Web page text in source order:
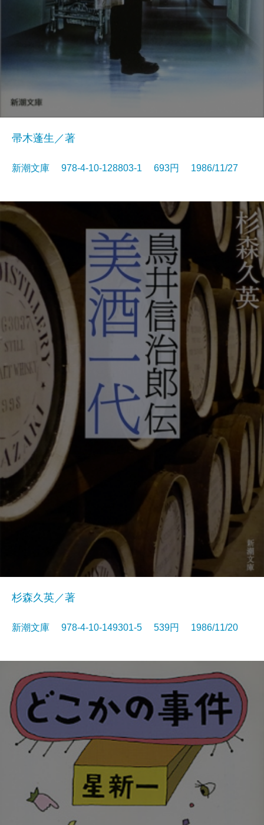
帚木蓬生／著
新潮文庫 978-4-10-128803-1 693円 1986/11/27
杉森久英／著
新潮文庫 978-4-10-149301-5 539円 1986/11/20